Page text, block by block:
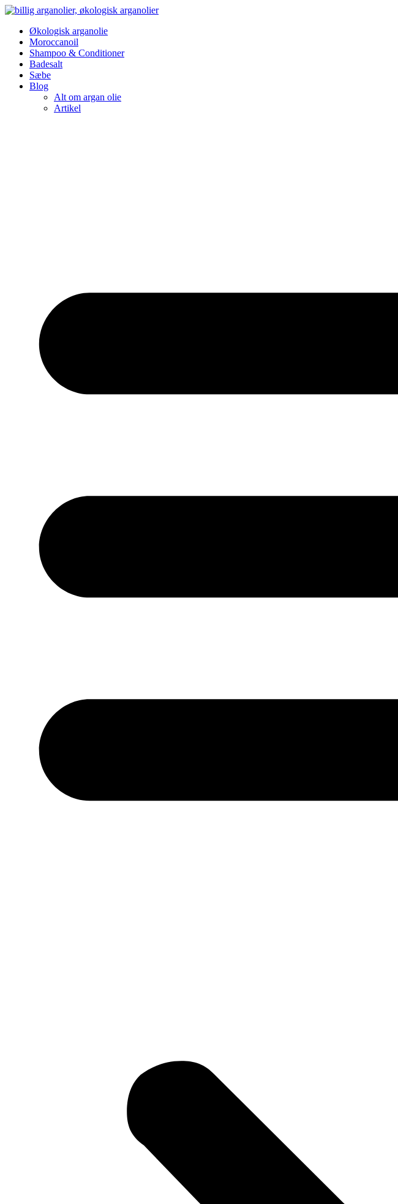
Videre
indholdØkologisk arganolie
Moroccanoil
Shampoo & Conditioner
Badesalt
Sæbe
Blog
Alt om argan olie
Artikel